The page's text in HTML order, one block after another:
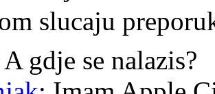
slucaju
A gdje se nalazis?